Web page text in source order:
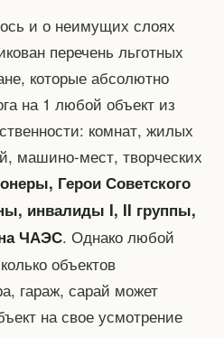
и о неимущих слоях
перечень льготных
которые абсолютно
на 1 любой объект из
комнат, жилых
машино-мест, творческих
Герои Советского
инвалиды I, II группы,
ЧАЭС. Однако любой
объектов
гараж, сарай может
на свое усмотрение